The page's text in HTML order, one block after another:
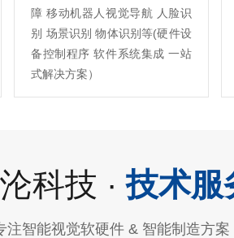
障 移动机器人视觉导航 人脸识
别 场景识别 物体识别等(硬件设
备控制程序 软件系统集成 一站
式解决方案）
科技 ·技术服
注智能视觉软硬件 & 智能制造方案